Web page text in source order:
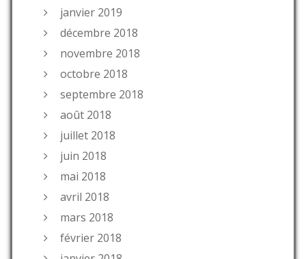
janvier 2019
décembre 2018
novembre 2018
octobre 2018
septembre 2018
août 2018
juillet 2018
juin 2018
mai 2018
avril 2018
mars 2018
février 2018